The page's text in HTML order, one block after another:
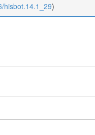
hisbot.14.1_29)